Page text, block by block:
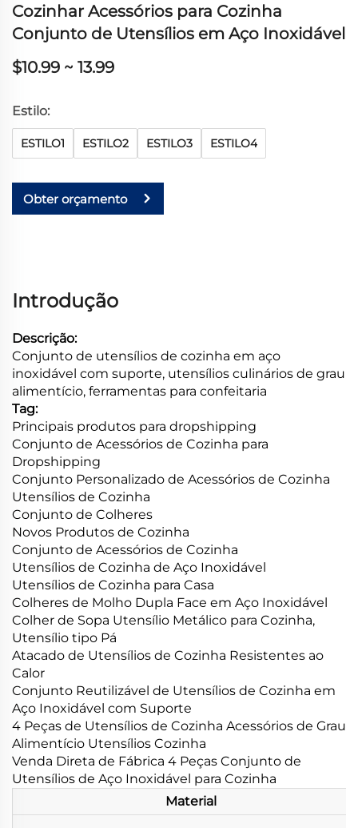
Cozinhar Acessórios para Cozinha
Conjunto de Utensílios em Aço Inoxidável
$10.99 ~ 13.99
Estilo:
ESTILO1 ESTILO2 ESTILO3 ESTILO4
Obter orçamento
Introdução
Descrição:
Conjunto de utensílios de cozinha em aço
inoxidável com suporte, utensílios culinários de grau
alimentício, ferramentas para confeitaria
Tag:
Principais produtos para dropshipping
Conjunto de Acessórios de Cozinha para
Dropshipping
Conjunto Personalizado de Acessórios de Cozinha
Utensílios de Cozinha
Conjunto de Colheres
Novos Produtos de Cozinha
Conjunto de Acessórios de Cozinha
Utensílios de Cozinha de Aço Inoxidável
Utensílios de Cozinha para Casa
Colheres de Molho Dupla Face em Aço Inoxidável
Colher de Sopa Utensílio Metálico para Cozinha,
Utensílio tipo Pá
Atacado de Utensílios de Cozinha Resistentes ao
Calor
Conjunto Reutilizável de Utensílios de Cozinha em
Aço Inoxidável com Suporte
4 Peças de Utensílios de Cozinha Acessórios de Grau
Alimentício Utensílios Cozinha
Venda Direta de Fábrica 4 Peças Conjunto de
Utensílios de Aço Inoxidável para Cozinha
Material